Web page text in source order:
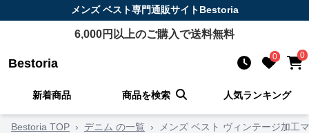
メンズ ベスト専門通販サイトBestoria
6,000円以上のご購入で送料無料
Bestoria 0 0
新着商品 商品を検索 人気ランキング
Bestoria TOP › デニム の一覧 › メンズ ベスト ヴィンテージ加工